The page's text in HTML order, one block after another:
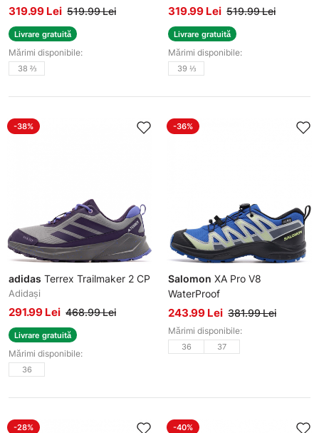
319.99 Lei 519.99 Lei
Livrare gratuită
Mărimi disponibile:
38 ⅔
319.99 Lei 519.99 Lei
Livrare gratuită
Mărimi disponibile:
39 ⅓
-38%
adidas Terrex Trailmaker 2 CP
Adidași
291.99 Lei 468.99 Lei
Livrare gratuită
Mărimi disponibile:
36
-36%
Salomon XA Pro V8
WaterProof
Pantofi sport
243.99 Lei 381.99 Lei
Mărimi disponibile:
36 37
-28% -40%